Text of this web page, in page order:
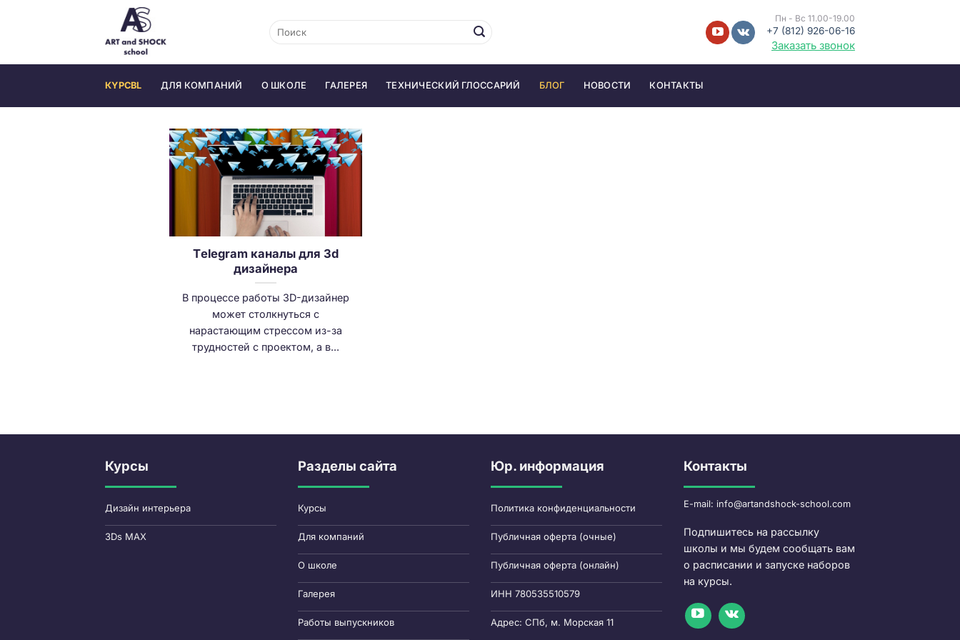
Пн - Вс 11.00-19.00
+7 (812) 926-06-16
Заказать звонок
КYPCBL ДЛЯ КОМПАНИЙ О ШКОЛЕ ГАЛЕРЕЯ ТЕХНИЧЕСКИЙ ГЛОССАРИЙ БЛОГ НОВОСТИ КОНТАКТЫ
Тelegram каналы для 3d
дизайнера
В процессе работы 3D-дизайнер
может столкнуться с
нарастающим стрессом из-за
трудностей с проектом, а в...
Курсы
Дизайн интерьера
3Ds MAX
Разделы сайта
Курсы
Для компаний
О школе
Галерея
Работы выпускников
Юр. информация
Политика конфиденциальности
Публичная оферта (очные)
Публичная оферта (онлайн)
ИНН 780535510579
Адрес: СПб, м. Морская 11
Контакты
E-mail: info@artandshock-school.com
Подпишитесь на рассылку
школы и мы будем сообщать вам
о расписании и запуске наборов
на курсы.